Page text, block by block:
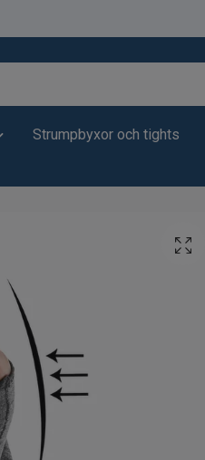
Strumpbyxor och tights